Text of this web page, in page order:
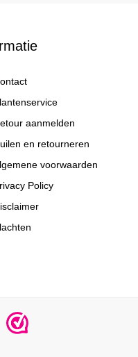
aanmelden
en retourneren
voorwaarden
Policy